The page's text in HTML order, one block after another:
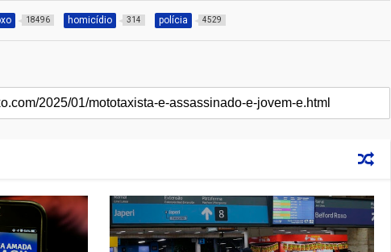
18496 homicídio 314 polícia 4529